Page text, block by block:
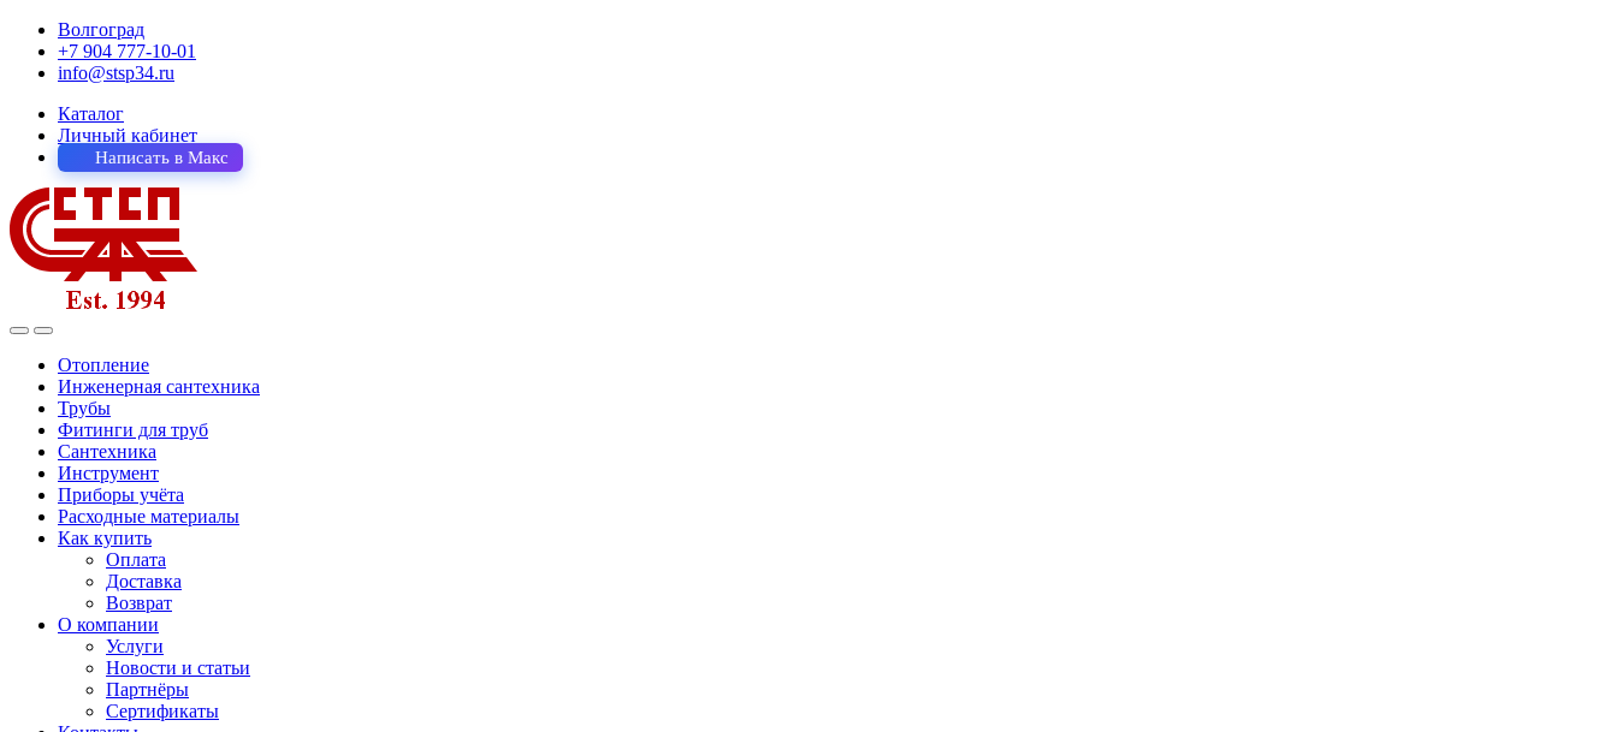
Волгоград
+7 904 777-10-01
info@stsp34.ru
Каталог
Личный кабинет
Написать в Макс
Отопление
Инженерная сантехника
Трубы
Фитинги для труб
Сантехника
Инструмент
Приборы учёта
Расходные материалы
Как купить
Оплата
Доставка
Возврат
О компании
Услуги
Новости и статьи
Партнёры
Сертификаты